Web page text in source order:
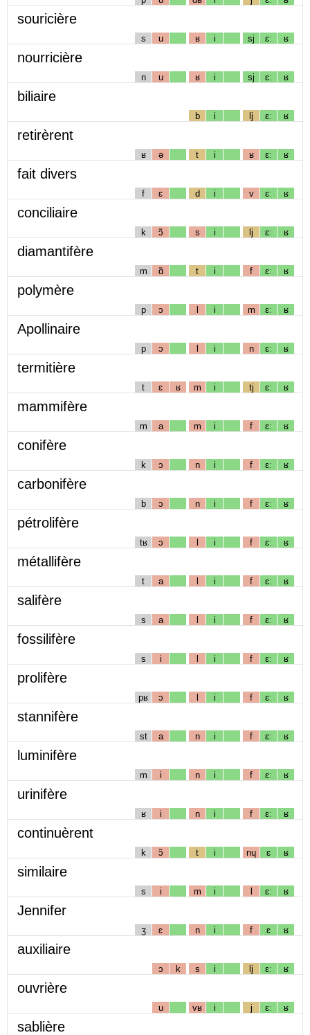
souricière
s u ʁ i sj ɛː ʁ
nourricière
n u ʁ i sj ɛː ʁ
biliaire
b i lj ɛː ʁ
retirèrent
ʁ ə t i ʁ ɛː ʁ
fait divers
f ɛ d i v ɛː ʁ
conciliaire
k ɔ̃ s i lj ɛː ʁ
diamantifère
m ɑ̃ t i f ɛː ʁ
polymère
p ɔ l i m ɛː ʁ
Apollinaire
p ɔ l i n ɛː ʁ
termitière
t ɛ ʁ m i tj ɛː ʁ
mammifère
m a m i f ɛː ʁ
conifère
k ɔ n i f ɛː ʁ
carbonifère
b ɔ n i f ɛː ʁ
pétrolifère
tʁ ɔ l i f ɛː ʁ
métallifère
t a l i f ɛː ʁ
salifère
s a l i f ɛː ʁ
fossilifère
s i l i f ɛː ʁ
prolifère
pʁ ɔ l i f ɛː ʁ
stannifère
st a n i f ɛː ʁ
luminifère
m i n i f ɛː ʁ
urinifère
ʁ i n i f ɛː ʁ
continuèrent
k ɔ̃ t i nɥ ɛ ʁ
similaire
s i m i l ɛː ʁ
Jennifer
ʒ ɛ n i f ɛ ʁ
auxiliaire
ɔ k s i lj ɛː ʁ
ouvrière
u vʁ i j ɛː ʁ
sablière